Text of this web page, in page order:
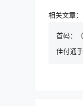
相关文章：
首码：
佳付通